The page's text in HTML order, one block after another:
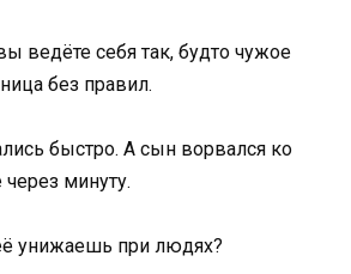
ведёте себя так, будто чужое
без правил.
быстро. А сын ворвался ко
минуту.
унижаешь при людях?